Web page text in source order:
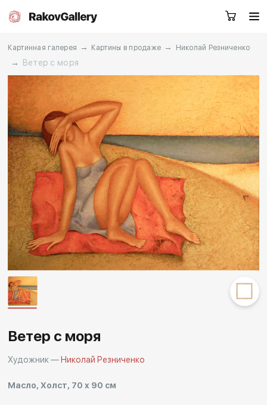
Екатеринбург
RU EN CN
Каталог Художники
О нас Услуги
События Контакты
Другие проекты
Заказать звонок
Картинная галерея → Картины в продаже → Николай Резниченко
→ Ветер с моря
Ветер с моря
Художник —Николай Резниченко
Масло, Холст, 70 x 90 см